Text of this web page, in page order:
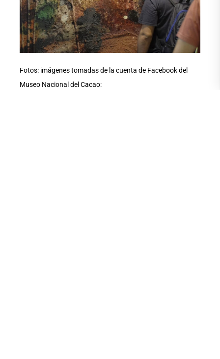
Fotos: imágenes tomadas de la cuenta de Facebook del
Museo Nacional del Cacao: